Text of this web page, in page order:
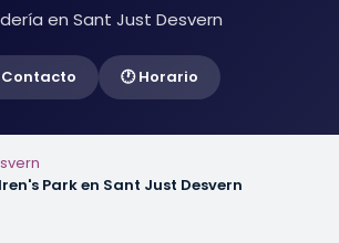
en Sant Just Desvern
🕐 Horario
Park en Sant Just Desvern